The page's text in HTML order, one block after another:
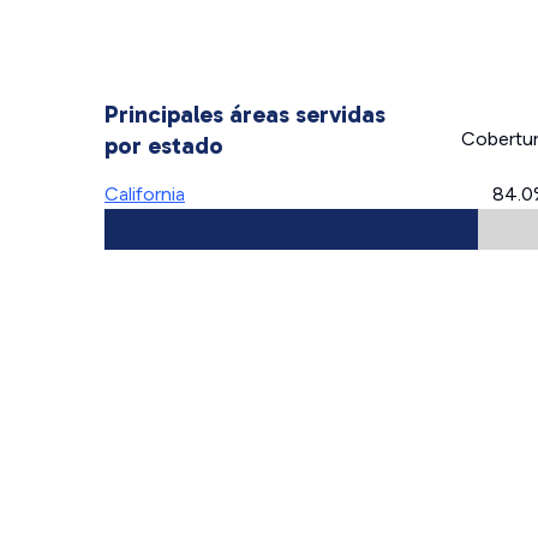
Principales áreas servidas
por estado
California